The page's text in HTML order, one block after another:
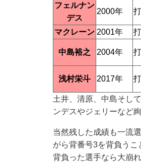
フェルナン
デス
2000年
マクレーン 2001年
中島裕之 2004年
浅村栄斗 2017年
土井、清原、中島そし
ンデスやジェリーなど
当然残した成績も一流
がら背番号3を背負う
背負った選手なら大崩